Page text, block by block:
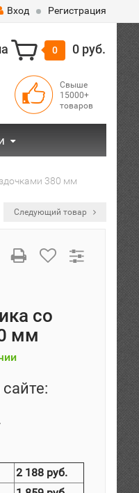
Вход Регистрация
0 0 руб.
Свыше
15000+
товаров
380 мм
Следующий товар
со
мм
2 188 руб.